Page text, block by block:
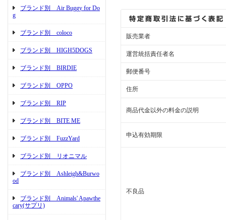
ブランド別 Air Buggy for Do
g
ブランド別 coloco
ブランド別 HIGH5DOGS
ブランド別 BIRDIE
ブランド別 OPPO
ブランド別 RIP
ブランド別 BITE ME
ブランド別 FuzzYard
ブランド別 リオニマル
ブランド別 Ashleigh&Burwo
od
ブランド別 Animals' Apawthe
cary(サプリ)
販売業者
運営統括責任者名
郵便番号
住所
商品代金以外の料金の説明
申込有効期限
不良品